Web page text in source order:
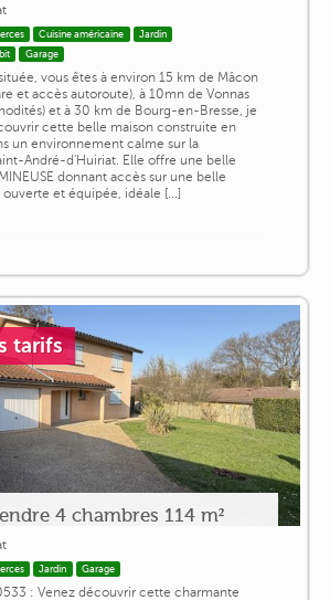
Cuisine américaine
Jardin
Garage
vous êtes à environ 15 km de Mâcon
et accès autoroute), à 10mn de Vonnas
et à 30 km de Bourg-en-Bresse, je
cette belle maison construite en
un environnement calme sur la
André-d'Huiriat. Elle offre une belle
donnant accès sur une belle
ouverte et équipée, idéale [...]
tarifs
4 chambres 114 m²
Jardin Garage
: Venez découvrir cette charmante